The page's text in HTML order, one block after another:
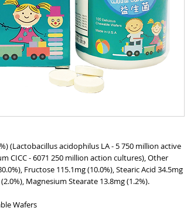
(Lactobacillus acidophilus LA - 5 750 million active
CICC - 6071 250 million action cultures), Other
Fructose 115.1mg (10.0%), Stearic Acid 34.5mg
Magnesium Stearate 13.8mg (1.2%).
Wafers